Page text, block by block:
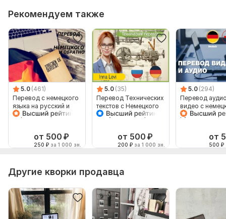
Рекомендуем также
5.0 (461)
Перевод с немецкого
языка на русский и
обратно
от 500 ₽
250 ₽ за 1 000 зн.
5.0 (35)
Перевод Технических
текстов с Немецкого
на Русский и обратно
от 500 ₽
200 ₽ за 1 000 зн.
5.0 (294)
Перевод
видео с
русский язык и
от
500 ₽
Другие кворки продавца